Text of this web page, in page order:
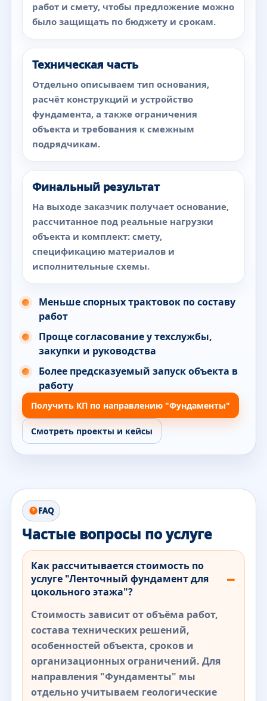
работ и смету, чтобы предложение можно
было защищать по бюджету и срокам.
Техническая часть
Отдельно описываем тип основания,
расчёт конструкций и устройство
фундамента, а также ограничения
объекта и требования к смежным
подрядчикам.
Финальный результат
На выходе заказчик получает основание,
рассчитанное под реальные нагрузки
объекта и комплект: смету,
спецификацию материалов и
исполнительные схемы.
Меньше спорных трактовок по составу
работ
Проще согласование у техслужбы,
закупки и руководства
Более предсказуемый запуск объекта в
работу
Получить КП по направлению "Фундаменты"
Смотреть проекты и кейсы
FAQ
Частые вопросы по услуге
Как рассчитывается стоимость по
услуге "Ленточный фундамент для
цокольного этажа"?
Стоимость зависит от объёма работ,
состава технических решений,
особенностей объекта, сроков и
организационных ограничений. Для
направления "Фундаменты" мы
отдельно учитываем геологические